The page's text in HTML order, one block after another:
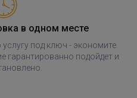
в одном месте
под ключ - экономите
гарантированно подойдет и